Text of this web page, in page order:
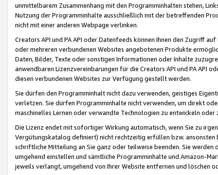
unmittelbarem Zusammenhang mit den Programminhalten stehen,
Nutzung der Programminhalte ausschließlich mit der betreffenden
nicht mit einer anderen Webpage verlinken.
Creators API und PA API oder Datenfeeds können Ihnen den Zugriff
oder mehreren verbundenen Websites angebotenen Produkte
Daten, Bilder, Texte oder sonstigen Informationen oder Inhalte
anwendbaren Lizenzvereinbarungen für die Creators API und PA API
diesen verbundenen Websites zur Verfügung gestellt werden.
Sie dürfen den Programminhalt nicht dazu verwenden, geistiges
verletzen. Sie dürfen Programminhalte nicht verwenden, um direkt
maschinelles Lernen oder verwandte Technologien zu entwickeln
Die Lizenz endet mit sofortiger Wirkung automatisch, wenn Sie zu
Vergütungskatalog definiert) nicht rechtzeitig erfüllen bzw. ansonsten
schriftliche Mitteilung an Sie ganz oder teilweise beenden. Sie werden
umgehend einstellen und sämtliche Programminhalte und Amazon-
jeweils verlangt, umgehend von Ihrer Website entfernen und löschen